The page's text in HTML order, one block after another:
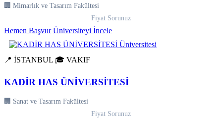
🏢 Mimarlık ve Tasarım Fakültesi
Fiyat Sorunuz
Hemen Başvur Üniversiteyi İncele
📍 İSTANBUL 🎓 VAKIF
KADİR HAS ÜNİVERSİTESİ
🏢 Sanat ve Tasarım Fakültesi
Fiyat Sorunuz